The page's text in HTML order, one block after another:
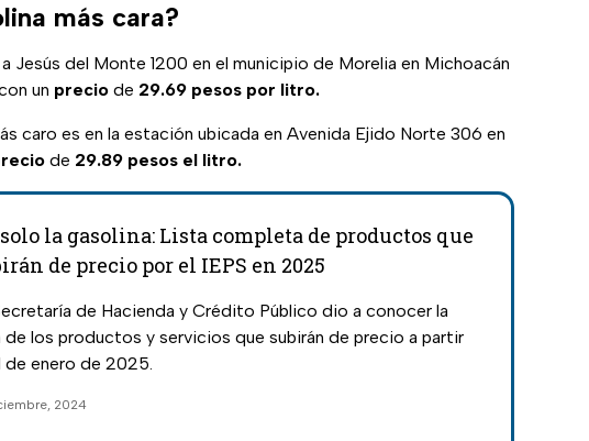
más cara?
Jesús del Monte 1200 en el municipio de Morelia en Michoacán
un precio de 29.69 pesos por litro.
caro es en la estación ubicada en Avenida Ejido Norte 306 en
de 29.89 pesos el litro.
la gasolina: Lista completa de productos que
de precio por el IEPS en 2025
de Hacienda y Crédito Público dio a conocer la
de los productos y servicios que subirán de precio a partir
de enero de 2025.
2024